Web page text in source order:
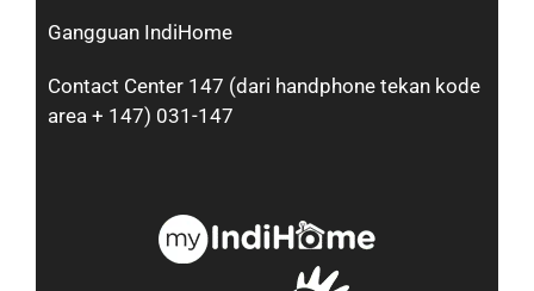
Gangguan IndiHome
Contact Center 147 (dari handphone tekan kode
area + 147) 031-147